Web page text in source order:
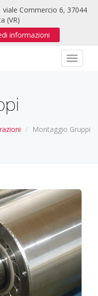
Commercio 6, 37044
(VR)
informazioni
Montaggio Gruppi